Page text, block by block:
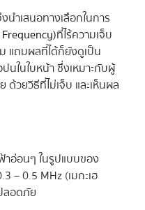
นำเสนอทางเลือกในการ
ที่ไร้ความเจ็บ
แถมผลที่ได้ก็ยังดูเป็น
นในใบหน้า ซึ่งเหมาะกับผู้
วยวิธีที่ไม่เจ็บ และเห็นผล
าอ่อนๆ ในรูปแบบของ
– 0.5 MHz (เมกะเฮ
ลอดภัย